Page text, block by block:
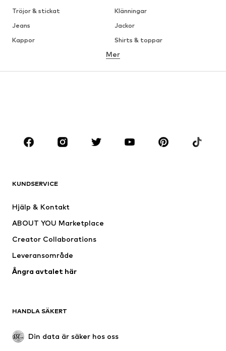
Tröjor & stickat
Klänningar
Jeans
Jackor
Kappor
Shirts & toppar
Underkläder
Kjolar
Blusar & tunikor
Premium
Nytt
Underkläder
Kappor
Badkläder
Upcycling
Mer
KUNDSERVICE
Hjälp & Kontakt
ABOUT YOU Marketplace
Creator Collaborations
Leveransområde
Ångra avtalet här
HANDLA SÄKERT
Din data är säker hos oss